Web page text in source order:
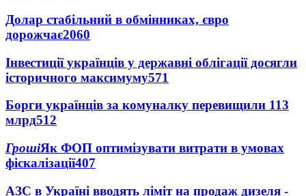
Долар стабільний в обмінниках, євро
дорожчає2060
Інвестиції українців у державні облігації досягли
історичного максимуму571
Борги українців за комуналку перевищили 113
млрд512
ГрошіЯк ФОП оптимізувати витрати в умовах
фіскалізації407
АЗС в Україні вводять ліміт на продаж дизеля -